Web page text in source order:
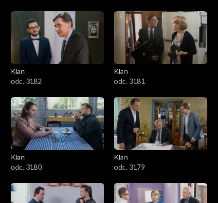
1501–1600
1401–1500
1301–1400
1201–1300
1101–1200
1001–1100
901–1000
801–900
Klan
odc. 3182
Klan
odc. 3181
Klan
odc. 3180
Klan
odc. 3179